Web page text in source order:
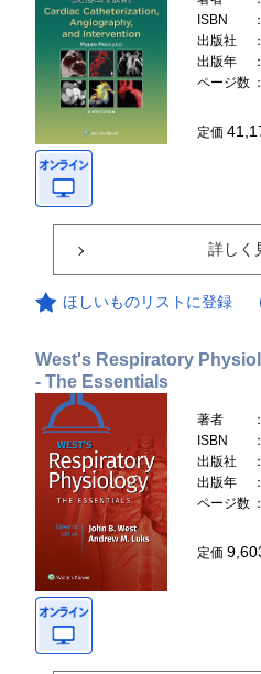
ISBN
出版社
出版年
ページ数
定価
詳しく
ほしいものリストに登録
West's Respiratory
- The Essentials
著者
ISBN
出版社
出版年
ページ数
定価